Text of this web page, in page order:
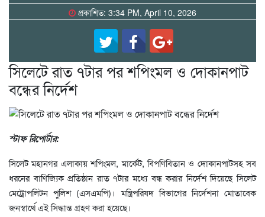
প্রকাশিত: 3:34 PM, April 10, 2026
সিলেটে রাত ৭টার পর শপিংমল ও দোকানপাট
বন্ধের নির্দেশ
স্টাফ রিপোর্টার:
সিলেট মহানগর এলাকায় শপিংমল, মার্কেট, বিপণিবিতান ও দোকানপাটসহ সব
ধরনের বাণিজ্যিক প্রতিষ্ঠান রাত ৭টার মধ্যে বন্ধ করার নির্দেশ দিয়েছে সিলেট
মেট্রোপলিটন পুলিশ (এসএমপি)। মন্ত্রিপরিষদ বিভাগের নির্দেশনা মোতাবেক
জনস্বার্থে এই সিদ্ধান্ত গ্রহণ করা হয়েছে।